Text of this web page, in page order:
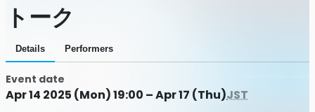
トーク
Details Performers
Event date
Apr 14 2025 (Mon) 19:00 – Apr 17 (Thu)JST